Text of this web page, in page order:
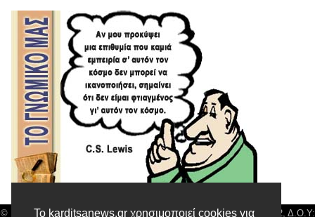
Το karditsanews.gr χρησιμοποιεί cookies για
© Karditsa News | Διακριτικός Τίτλος: Orion Media, ΑΦΜ: 043750542, Δ.Ο.Υ: